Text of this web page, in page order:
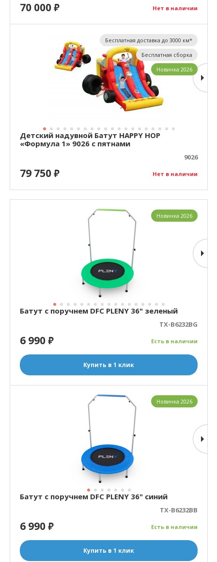
Нет в наличии
70 000₽
Детский надувной Батут HAPPY HOP
«Формула 1» 9026 с пятнами
9026
Нет в наличии
79 750₽
Бесплатная доставка до 3000 км*
Бесплатная сборка
Новинка 2026
Батут с поручнем DFC PLENY 36" зеленый
TX-B6232BG
Есть в наличии
6 990₽
Купить в 1 клик
Новинка 2026
Батут с поручнем DFC PLENY 36" синий
TX-B6232BB
Есть в наличии
6 990₽
Купить в 1 клик
Новинка 2026